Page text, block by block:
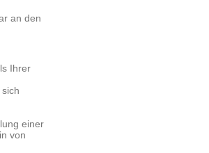
an den
Ihrer
einer
von